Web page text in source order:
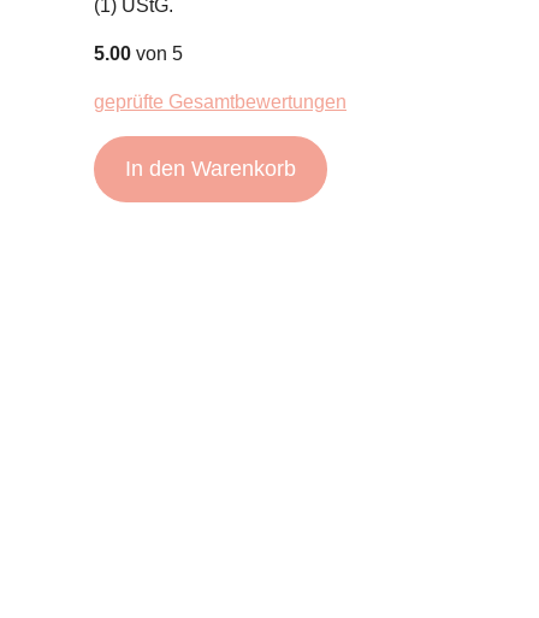
(1) UStG.
5.00 von 5
geprüfte Gesamtbewertungen
In den Warenkorb